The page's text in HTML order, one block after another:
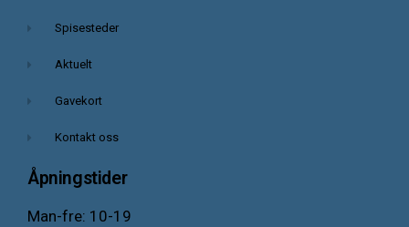
Spisesteder
Aktuelt
Gavekort
Kontakt oss
Åpningstider
Man-fre: 10-19